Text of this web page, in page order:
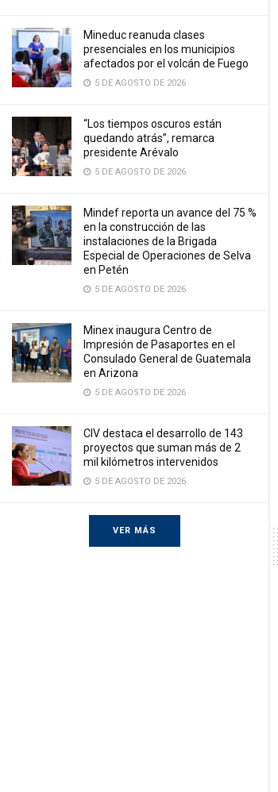
Mineduc reanuda clases
presenciales en los municipios
afectados por el volcán de Fuego
5 DE AGOSTO DE 2026
“Los tiempos oscuros están
quedando atrás”, remarca
presidente Arévalo
5 DE AGOSTO DE 2026
Mindef reporta un avance del 75 %
en la construcción de las
instalaciones de la Brigada
Especial de Operaciones de Selva
en Petén
5 DE AGOSTO DE 2026
Minex inaugura Centro de
Impresión de Pasaportes en el
Consulado General de Guatemala
en Arizona
5 DE AGOSTO DE 2026
CIV destaca el desarrollo de 143
proyectos que suman más de 2
mil kilómetros intervenidos
5 DE AGOSTO DE 2026
VER MÁS